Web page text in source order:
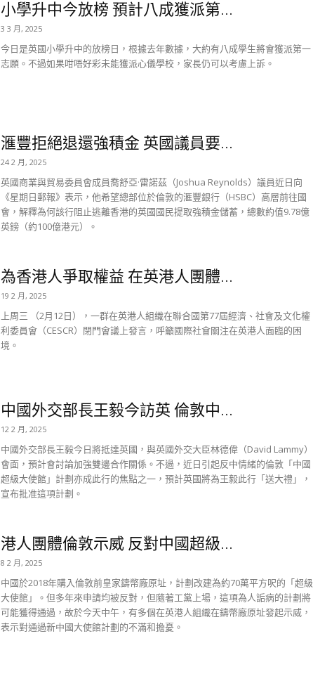
小學升中今放榜 預計八成獲派第...
3 3 月, 2025
今日是英國小學升中的放榜日，根據去年數據，大約有八成學生將會獲派第一
志願。不過如果咁唔好彩未能獲派心儀學校，家長仍可以考慮上訴。
滙豐拒絕退還強積金 英國議員要...
24 2 月, 2025
英國商業與貿易委員會成員喬舒亞·雷諾茲（Joshua Reynolds）議員近日向
《星期日郵報》表示，他希望總部位於倫敦的滙豐銀行（HSBC）高層前往國
會，解釋為何該行阻止逃離香港的英國國民提取強積金儲蓄，總數約值9.78億
英鎊（約100億港元）。
為香港人爭取權益 在英港人團體...
19 2 月, 2025
上周三 （2月12日），一群在英港人組織在聯合國第77屆經濟、社會及文化權
利委員會（CESCR）閉門會議上發言，呼籲國際社會關注在英港人面臨的困
境。
中國外交部長王毅今訪英 倫敦中...
12 2 月, 2025
中國外交部長王毅今日將抵達英國，與英國外交大臣林德偉（David Lammy）
會面，預計會討論加強雙邊合作關係。不過，近日引起反中情緒的倫敦「中國
超級大使館」計劃亦成此行的焦點之一，預計英國將為王毅此行「送大禮」，
宣布批准這項計劃。
港人團體倫敦示威 反對中國超級...
8 2 月, 2025
中國於2018年購入倫敦前皇家鑄幣廠原址，計劃改建為約70萬平方呎的「超級
大使館」。但多年來申請均被反對，但隨著工黨上場，這項為人詬病的計劃將
可能獲得通過，故於今天中午，有多個在英港人組織在鑄幣廠原址發起示威，
表示對通過新中國大使館計劃的不滿和擔憂。